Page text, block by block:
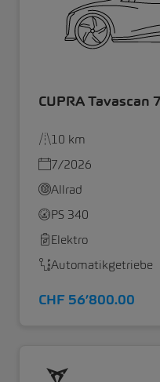
CUPRA Tavascan
10 km
7/2026
Allrad
PS 340
Elektro
Automatikgetriebe
CHF 56’800.00